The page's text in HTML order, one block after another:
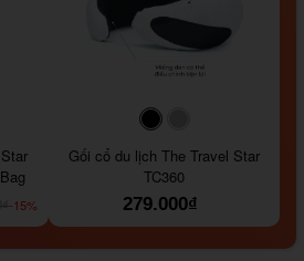
-15%
#000000
Gối cổ du lịch The Travel Star
TC360
279.000₫